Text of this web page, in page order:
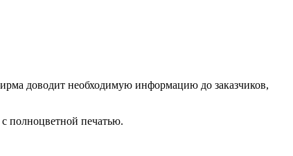
доводит необходимую информацию до заказчиков,
полноцветной печатью.